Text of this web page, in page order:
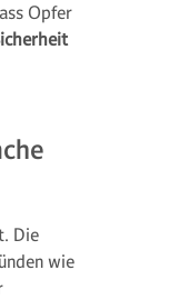
Opfer
Die
wie